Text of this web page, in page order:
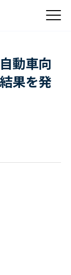
動車向
果を発